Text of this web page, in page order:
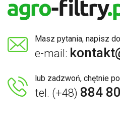
Masz pytania, napisz
e-mail:
lub zadzwoń, chętnie
tel. (+48) 884